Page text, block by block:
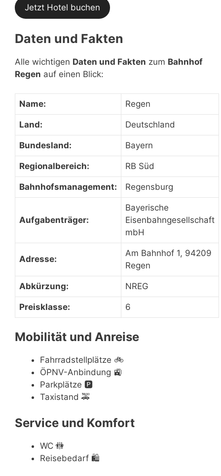
Jetzt Hotel buchen
Daten und Fakten
Alle wichtigen Daten und Fakten zum Bahnhof
Regen auf einen Blick:
Name: Regen
Land: Deutschland
Bundesland: Bayern
Regionalbereich: RB Süd
Bahnhofsmanagement: Regensburg
Aufgabenträger:
Bayerische
Eisenbahngesellschaft
mbH
Adresse:
Am Bahnhof 1, 94209
Regen
Abkürzung: NREG
Preisklasse: 6
Mobilität und Anreise
Fahrradstellplätze 🚲
ÖPNV-Anbindung 🚉
Parkplätze 🅿️
Taxistand 🚕
Service und Komfort
WC 🚻
Reisebedarf 🛍